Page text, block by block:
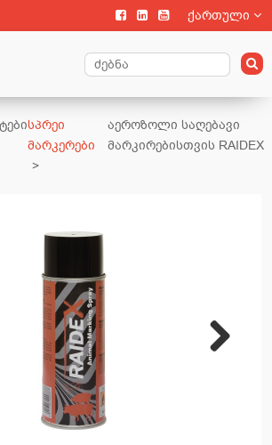
ქართული
სპრეი
მარკერები
აეროზოლი საღებავი
მარკირებისთვის RAIDEX